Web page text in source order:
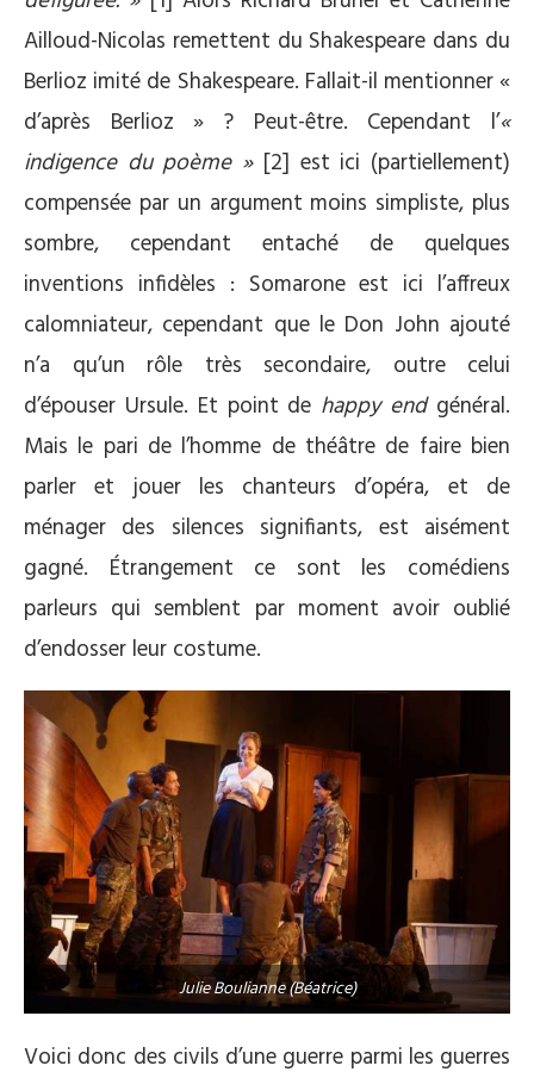
Ailloud-Nicolas remettent du Shakespeare dans du
Berlioz imité de Shakespeare. Fallait-il mentionner «
d’après Berlioz » ? Peut-être. Cependant l’«
indigence du poème »[2] est ici (partiellement)
compensée par un argument moins simpliste, plus
sombre, cependant entaché de quelques
inventions infidèles : Somarone est ici l’affreux
calomniateur, cependant que le Don John ajouté
n’a qu’un rôle très secondaire, outre celui
d’épouser Ursule. Et point de happy endgénéral.
Mais le pari de l’homme de théâtre de faire bien
parler et jouer les chanteurs d’opéra, et de
ménager des silences signifiants, est aisément
gagné. Étrangement ce sont les comédiens
parleurs qui semblent par moment avoir oublié
d’endosser leur costume.
Julie Boulianne (Béatrice)
Voici donc des civils d’une guerre parmi les guerres